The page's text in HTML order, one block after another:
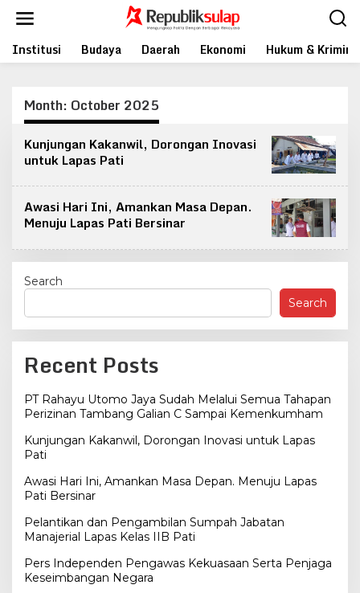
Institusi Budaya Daerah Ekonomi Hukum &
Month: October 2025
Kunjungan Kakanwil, Dorongan Inovasi
untuk Lapas Pati
Awasi Hari Ini, Amankan Masa Depan.
Menuju Lapas Pati Bersinar
Search
Search
Recent Posts
PT Rahayu Utomo Jaya Sudah Melalui Semua Tahapan
Perizinan Tambang Galian C Sampai Kemenkumham
Kunjungan Kakanwil, Dorongan Inovasi untuk Lapas
Pati
Awasi Hari Ini, Amankan Masa Depan. Menuju Lapas
Pati Bersinar
Pelantikan dan Pengambilan Sumpah Jabatan
Manajerial Lapas Kelas IIB Pati
Pers Independen Pengawas Kekuasaan Serta Penjaga
Keseimbangan Negara